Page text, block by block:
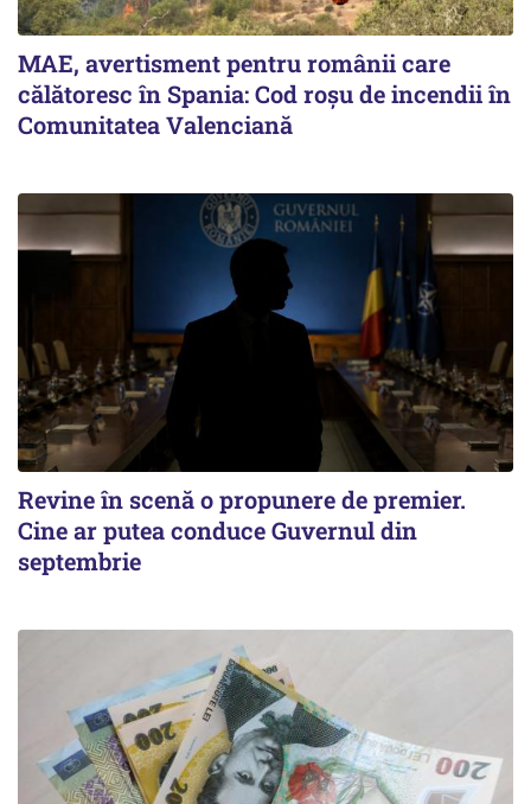
MAE, avertisment pentru românii care
călătoresc în Spania: Cod roșu de incendii în
Comunitatea Valenciană
Revine în scenă o propunere de premier.
Cine ar putea conduce Guvernul din
septembrie